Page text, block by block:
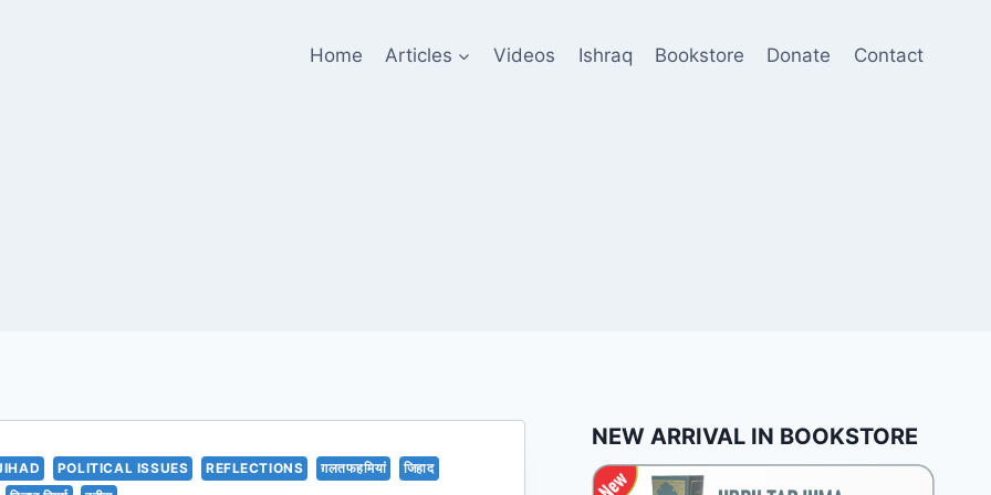
Home Articles Videos Ishraq Bookstore Donate Contact
POLITICAL ISSUES REFLECTIONS ग़लतफहमियां
जिहाद
NEW ARRIVAL IN BOOKSTORE